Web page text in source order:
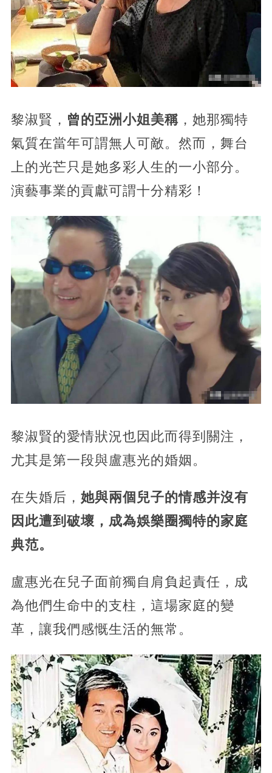
黎淑賢， 曾的亞洲小姐美稱，她那獨特
氣質在當年可謂無人可敵。然而，舞台
上的光芒只是她多彩人生的一小部分。
演藝事業的貢獻可謂十分精彩！
黎淑賢的愛情狀況也因此而得到關注，
尤其是第一段與盧惠光的婚姻。
在失婚后， 她與兩個兒子的情感并沒有
因此遭到破壞，成為娛樂圈獨特的家庭
典范。
盧惠光在兒子面前獨自肩負起責任，成
為他們生命中的支柱，這場家庭的變
革，讓我們感慨生活的無常。